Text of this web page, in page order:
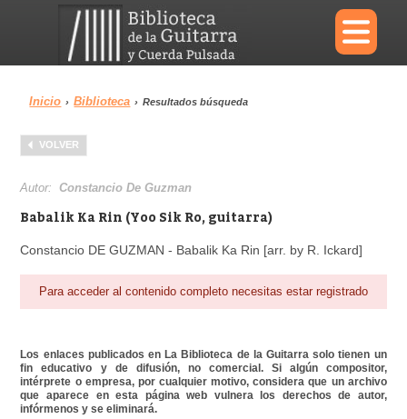
×
Menu
Biblioteca
Área personal Reproductor
Inicio › Biblioteca › Resultados búsqueda
VOLVER
Autor:Constancio De Guzman
Babalik Ka Rin (Yoo Sik Ro, guitarra)
Constancio DE GUZMAN - Babalik Ka Rin [arr. by R. Ickard]
Para acceder al contenido completo necesitas estar registrado
Los enlaces publicados en La Biblioteca de la Guitarra solo tienen un
fin educativo y de difusión, no comercial. Si algún compositor,
intérprete o empresa, por cualquier motivo, considera que un archivo
que aparece en esta página web vulnera los derechos de autor,
infórmenos y se eliminará.